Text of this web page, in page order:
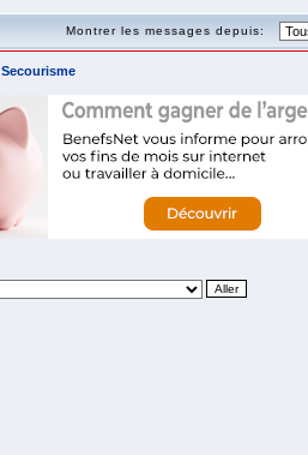
Montrer les messages depuis:
Secourisme